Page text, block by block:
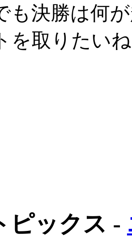
も決勝は何
を取りたい
ックス -